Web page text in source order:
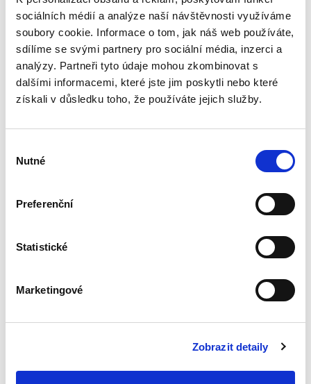
sociálních médií a analýze naší návštěvnosti využíváme
soubory cookie. Informace o tom, jak náš web používáte,
sdílíme se svými partnery pro sociální média, inzerci a
analýzy. Partneři tyto údaje mohou zkombinovat s
dalšími informacemi, které jste jim poskytli nebo které
získali v důsledku toho, že používáte jejich služby.
souhlasu
Nutné
Preferenční
Statistické
Marketingové
Zobrazit detaily
Tato skripta jsou uceleným kurzem
mezinárodního práva veřejného, jak je
vyučováno na právnických fakultách v České
republice. Druhé vydání této učební pomůcky
reaguje na vývoj v oblasti...
690,00 Kč
komplexní učebnicí obecné části správního
vychází již ve svém třetím...